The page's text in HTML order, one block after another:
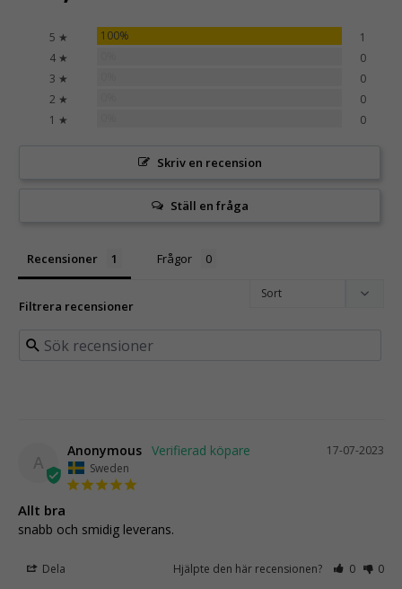
5 ★ 100%
1
4 ★
0
3 ★
0
2 ★
0
1 ★
0
Skriv en recension
Ställ en fråga
Recensioner Frågor
Filtrera recensioner
A
17-07-2023
Anonymous
Sweden
Allt bra
snabb och smidig leverans.
Dela Hjälpte den här recensionen? 0 0